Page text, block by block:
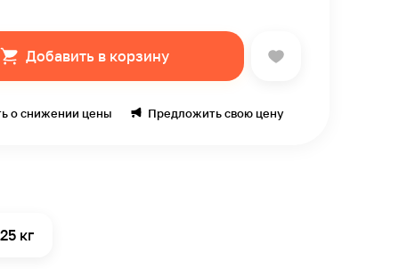
Добавить в корзину
о снижении цены Предложить свою цену
25 кг